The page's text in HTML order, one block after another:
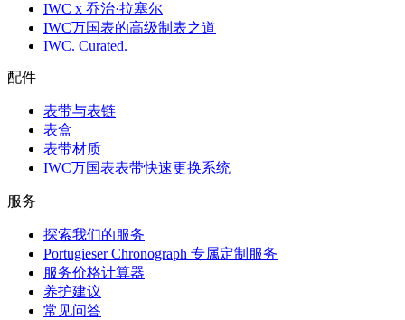
IWC x 乔治·拉塞尔
IWC万国表的高级制表之道
IWC. Curated.
配件
表带与表链
表盒
表带材质
IWC万国表表带快速更换系统
服务
探索我们的服务
Portugieser Chronograph 专属定制服务
服务价格计算器
养护建议
常见问答